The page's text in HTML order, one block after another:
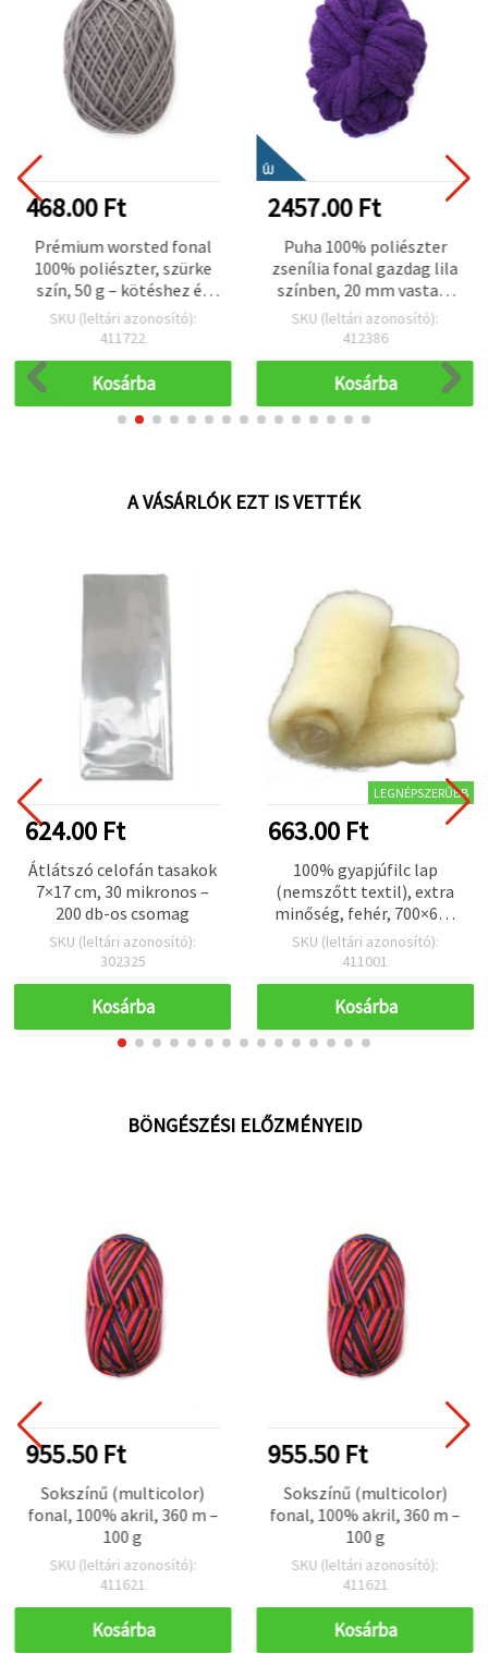
468.00 Ft
Prémium worsted fonal
100% poliészter, szürke
szín, 50 g – kötéshez és
különféle kreatív
kézműves projektekhez
SKU (leltári azonosító):
411722
Kosárba
ÚJ
2457.00 Ft
Puha 100% poliészter
zsenília fonal gazdag lila
színben, 20 mm vastag,
kb. 240 g × 25 m –
tökéletes kötéshez,
kreatív DIY kézműves
SKU (leltári azonosító):
412386
Kosárba
A VÁSÁRLÓK EZT IS VETTÉK
624.00 Ft
Átlátszó celofán tasakok
7×17 cm, 30 mikronos –
200 db-os csomag
SKU (leltári azonosító):
302325
Kosárba
LEGNÉPSZERŰBB
663.00 Ft
100% gyapjúfilc lap
(nemszőtt textil), extra
minőség, fehér, 700×600
mm, 50 g
SKU (leltári azonosító):
411001
Kosárba
BÖNGÉSZÉSI ELŐZMÉNYEID
955.50 Ft
Sokszínű (multicolor)
fonal, 100% akril, 360 m –
100 g
SKU (leltári azonosító):
411621
Kosárba
955.50 Ft
Sokszínű (multicolor)
fonal, 100% akril, 360 m –
100 g
SKU (leltári azonosító):
411621
Kosárba